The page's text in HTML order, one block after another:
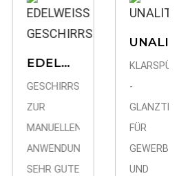
EDELWEISS
GESCHIRRSPÜLMITTEL
GESCHIRRSPÜLMITTEL
MANUELLEN
ANWENDUNG
SEHR GUTE
UNALIT
KLARSPÜLER
GEWERBLICHE